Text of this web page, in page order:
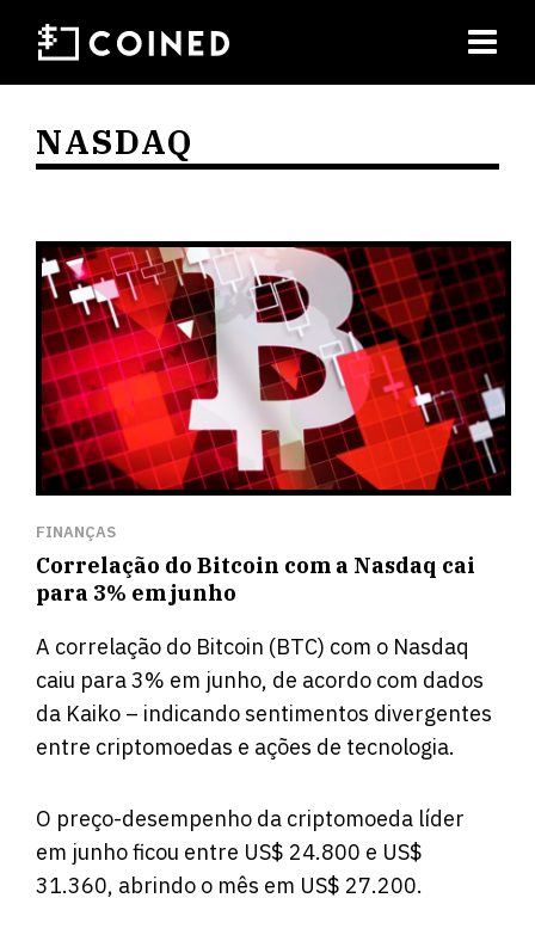
NASDAQ
FINANÇAS
Correlação do Bitcoin com a Nasdaq cai
para 3% em junho
A correlação do Bitcoin (BTC) com o Nasdaq
caiu para 3% em junho, de acordo com dados
da Kaiko – indicando sentimentos divergentes
entre criptomoedas e ações de tecnologia.
O preço-desempenho da criptomoeda líder
em junho ficou entre US$ 24.800 e US$
31.360, abrindo o mês em US$ 27.200.